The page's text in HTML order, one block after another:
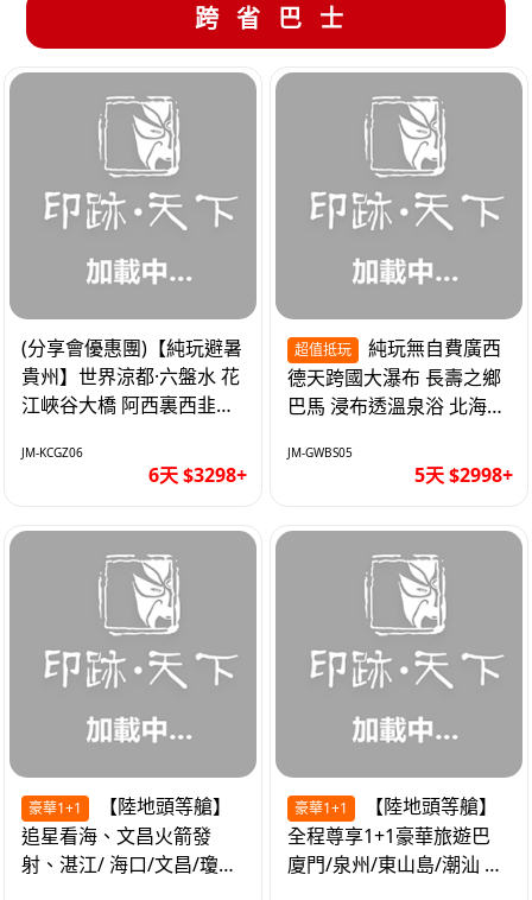
跨省巴士
(分享會優惠團)【純玩避暑
貴州】世界涼都·六盤水 花
江峽谷大橋 阿西裏西韭菜
JM-KCGZ06
6天 $3298+
超值抵玩
德天跨國大瀑布 長壽之鄉
巴馬 浸布透溫泉浴 北海銀
JM-GWBS05
5天 $2998+
豪華1+1
追星看海、文昌火箭發
射、湛江/ 海口/文昌/瓊海/
豪華1+1
全程尊享1+1豪華旅遊巴
廈門/泉州/東山島/潮汕 精